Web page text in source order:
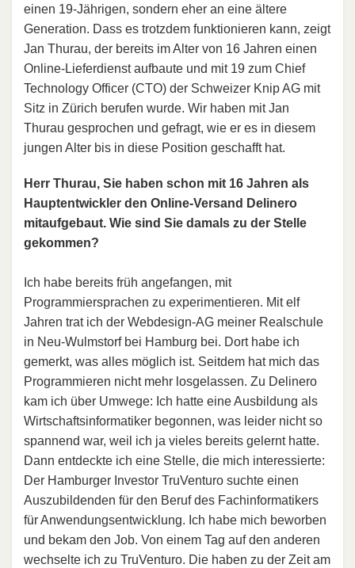
einen 19-Jährigen, sondern eher an eine ältere
Generation. Dass es trotzdem funktionieren kann, zeigt
Jan Thurau, der bereits im Alter von 16 Jahren einen
Online-Lieferdienst aufbaute und mit 19 zum Chief
Technology Officer (CTO) der Schweizer Knip AG mit
Sitz in Zürich berufen wurde. Wir haben mit Jan
Thurau gesprochen und gefragt, wie er es in diesem
jungen Alter bis in diese Position geschafft hat.
Herr Thurau, Sie haben schon mit 16 Jahren als
Hauptentwickler den Online-Versand Delinero
mitaufgebaut. Wie sind Sie damals zu der Stelle
gekommen?
Ich habe bereits früh angefangen, mit
Programmiersprachen zu experimentieren. Mit elf
Jahren trat ich der Webdesign-AG meiner Realschule
in Neu-Wulmstorf bei Hamburg bei. Dort habe ich
gemerkt, was alles möglich ist. Seitdem hat mich das
Programmieren nicht mehr losgelassen. Zu Delinero
kam ich über Umwege: Ich hatte eine Ausbildung als
Wirtschaftsinformatiker begonnen, was leider nicht so
spannend war, weil ich ja vieles bereits gelernt hatte.
Dann entdeckte ich eine Stelle, die mich interessierte:
Der Hamburger Investor TruVenturo suchte einen
Auszubildenden für den Beruf des Fachinformatikers
für Anwendungsentwicklung. Ich habe mich beworben
und bekam den Job. Von einem Tag auf den anderen
wechselte ich zu TruVenturo. Die haben zu der Zeit am